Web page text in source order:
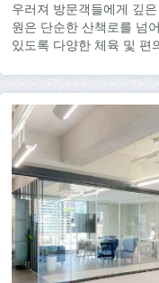
우러져 방문객들에게 깊
원은 단순한 산책로를 넘
있도록 다양한 체육 및 편